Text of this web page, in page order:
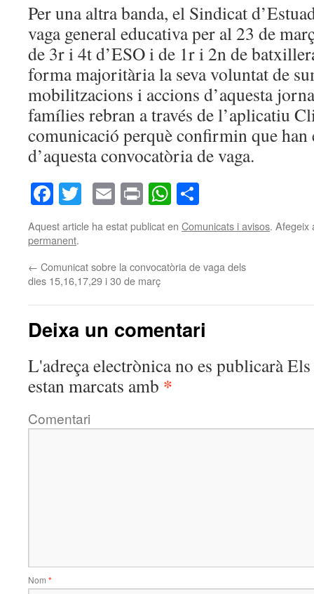
Per una altra banda, el Sindicat
vaga general educativa per al 23 de
de 3r i 4t d’ESO i de 1r i 2n de
forma majoritària la seva voluntat de
mobilitzacions i accions d’aquesta
famílies rebran a través de l’aplicatiu
comunicació perquè confirmin que han
d’aquesta convocatòria de vaga.
Facebook
TwitterEmailPrintWhatsApp
Aquest article ha estat publicat en Comunicats i avisos. Afegeix
permanent.
← Comunicat sobre la convocatòria de vaga dels
dies 15,16,17,29 i 30 de març
Deixa un comentari
L'adreça electrònica no es publicaràEls
estan marcats amb *
Comentari
Nom *